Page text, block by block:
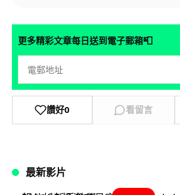
更多精彩文章每日送到電子郵箱📮
讚好0 看留言
最新影片